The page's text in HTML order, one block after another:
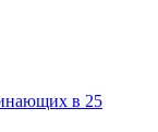
в 25